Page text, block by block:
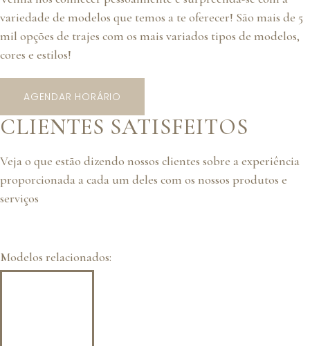
variedade de modelos que temos a te oferecer! São mais de 5
mil opções de trajes com os mais variados tipos de modelos,
cores e estilos!
AGENDAR HORÁRIO
CLIENTES SATISFEITOS
Veja o que estão dizendo nossos clientes sobre a experiência
proporcionada a cada um deles com os nossos produtos e
serviços
Modelos relacionados: